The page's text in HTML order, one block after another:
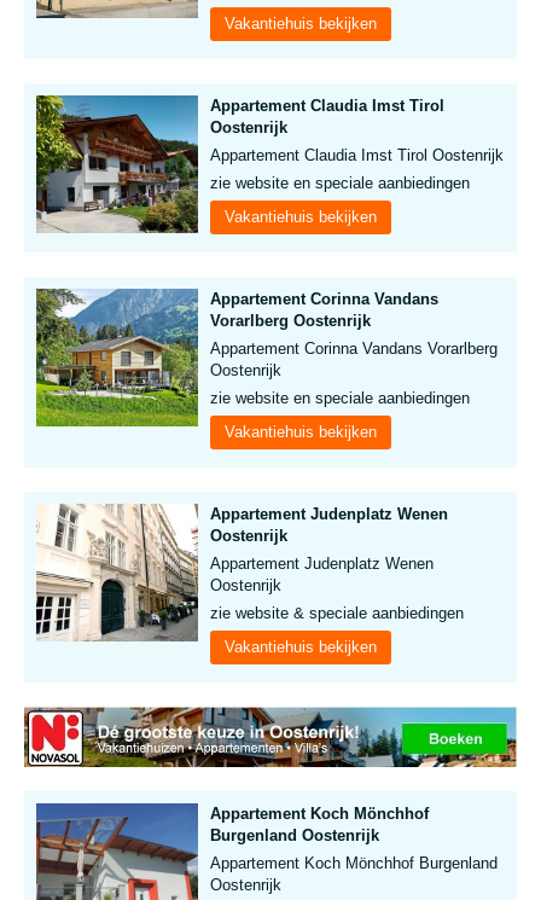
Vakantiehuis bekijken
Appartement Claudia Imst Tirol
Oostenrijk
Appartement Claudia Imst Tirol Oostenrijk
zie website en speciale aanbiedingen
Vakantiehuis bekijken
Appartement Corinna Vandans
Vorarlberg Oostenrijk
Appartement Corinna Vandans Vorarlberg
Oostenrijk
zie website en speciale aanbiedingen
Vakantiehuis bekijken
Appartement Judenplatz Wenen
Oostenrijk
Appartement Judenplatz Wenen
Oostenrijk
zie website & speciale aanbiedingen
Vakantiehuis bekijken
Appartement Koch Mönchhof
Burgenland Oostenrijk
Appartement Koch Mönchhof Burgenland
Oostenrijk